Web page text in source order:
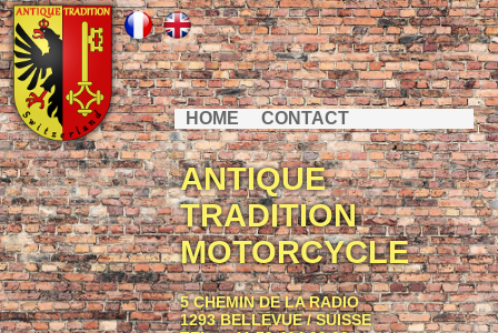
HOME CONTACT
ANTIQUE
TRADITION
MOTORCYCLE
5 CHEMIN DE LA RADIO
1293 BELLEVUE / SUISSE